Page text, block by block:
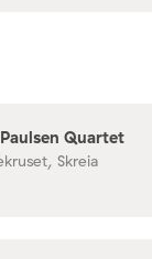
Quartet
Skreia